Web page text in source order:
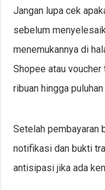
Jangan lupa cek
sebelum
menemukannya di
Shopee atau
ribuan hingga
Setelah pembayaran
notifikasi dan bukti
antisipasi jika ada